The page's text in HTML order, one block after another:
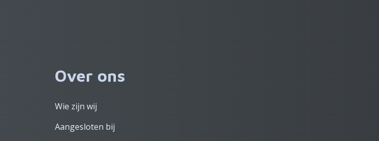
Over ons
Wie zijn wij
Aangesloten bij